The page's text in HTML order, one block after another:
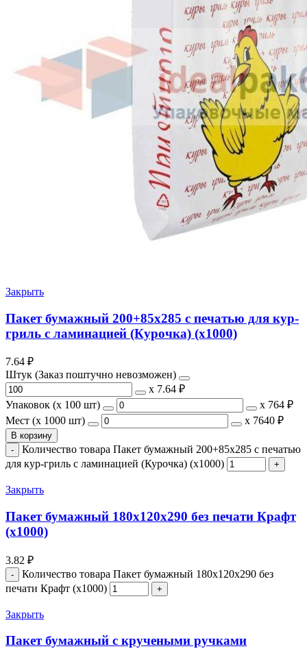
Закрыть
Пакет бумажный 200+85х285 с печатью для кур-
гриль с ламинацией (Курочка) (х1000)
7.64 ₽
Штук (Заказ поштучно невозможен)
х 7.64 ₽
Упаковок (x 100 шт)
х 764 ₽
Мест (x 1000 шт)
х 7640 ₽
В корзину
Количество товара Пакет бумажный 200+85х285 с печатью
для кур-гриль с ламинацией (Курочка) (х1000)
Закрыть
Пакет бумажный 180x120x290 без печати Крафт
(x1000)
3.82 ₽
Количество товара Пакет бумажный 180x120x290 без
печати Крафт (x1000)
Закрыть
Пакет бумажный с кручеными ручками